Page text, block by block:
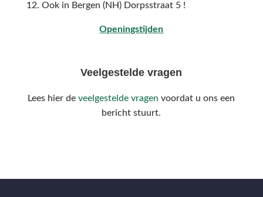
12. Ook in Bergen (NH) Dorpsstraat 5 !
Openingstijden
Veelgestelde vragen
Lees hier deveelgestelde vragen voordat u ons een
bericht stuurt.